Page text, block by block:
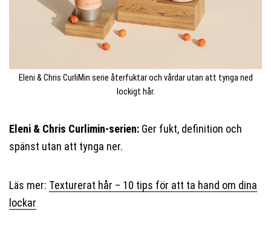
Eleni & Chris CurliMin serie återfuktar och vårdar utan att tynga ned
lockigt hår.
Eleni & Chris Curlimin-serien: Ger fukt, definition och
spänst utan att tynga ner.
Läs mer: Texturerat hår – 10 tips för att ta hand om dina
lockar